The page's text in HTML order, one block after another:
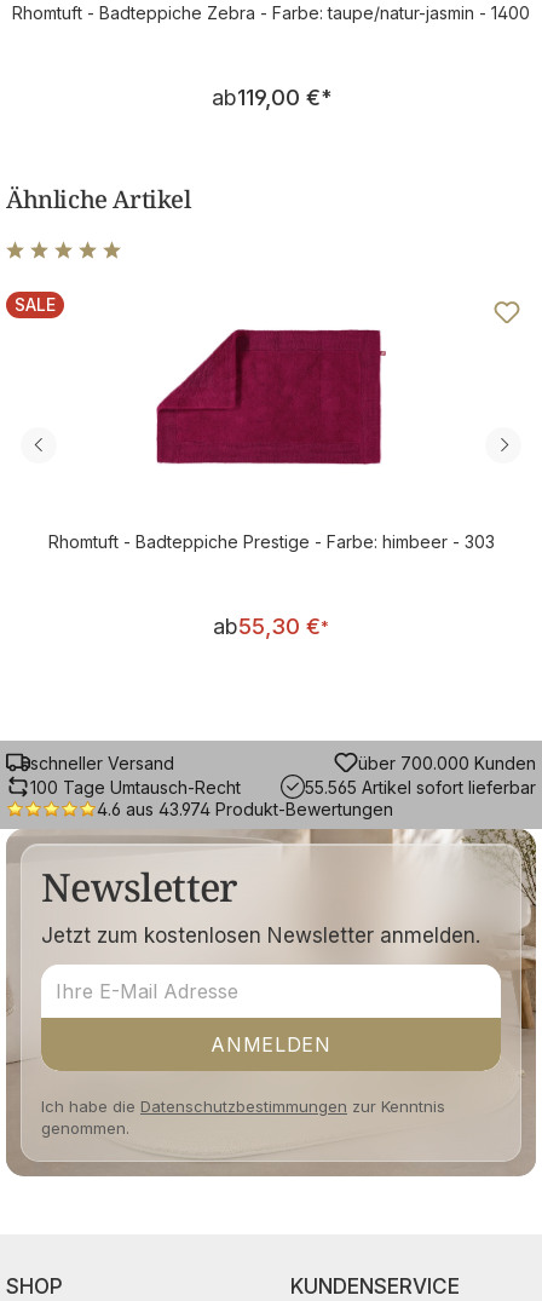
Rhomtuft - Badteppiche Zebra - Farbe: taupe/natur-jasmin - 1400
Regulärer Preis:
ab119,00 €*
Ähnliche Artikel
RABATT
SALE
Rhomtuft - Badteppiche Prestige - Farbe: himbeer - 303
Regulärer Preis:
ab55,30 €*
schneller Versand
über 700.000 Kunden
100 Tage Umtausch-Recht
55.565 Artikel sofort lieferbar
4.6 aus 43.974 Produkt-Bewertungen
Newsletter
Jetzt zum kostenlosen Newsletter anmelden.
ANMELDEN
Ich habe die Datenschutzbestimmungen zur Kenntnis
genommen.
SHOP KUNDENSERVICE